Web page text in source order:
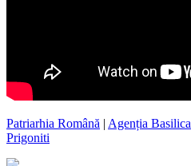
Patriarhia Română | Agenția Basilica
Prigoniti